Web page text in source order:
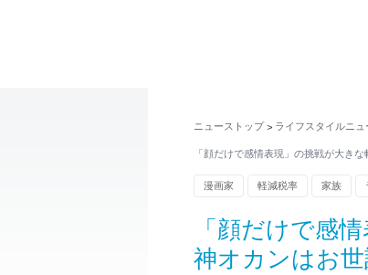
ニューストップ > ライフスタイルニュ
「顔だけで感情表現」の挑戦が大き
漫画家 軽減税率 家族
「顔だけで感
神オカンはお世